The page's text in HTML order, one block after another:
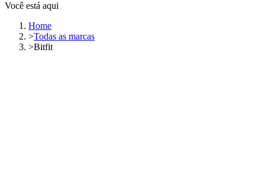
Você está aqui
Home
>Todas as marcas
>Bitfit